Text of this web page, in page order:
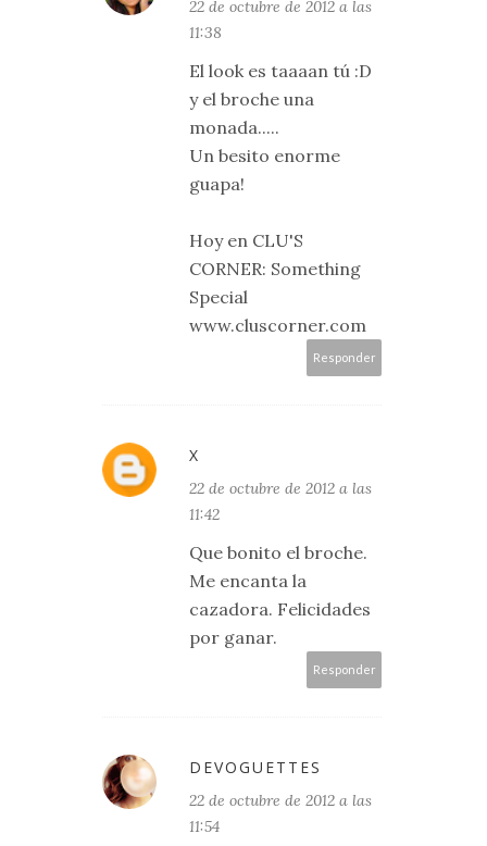
22 de octubre de 2012 a las
11:38
El look es taaaan tú :D
y el broche una
monada.....
Un besito enorme
guapa!
Hoy en CLU'S
CORNER: Something
Special
www.cluscorner.com
Responder
X
22 de octubre de 2012 a las
11:42
Que bonito el broche.
Me encanta la
cazadora. Felicidades
por ganar.
Responder
DEVOGUETTES
22 de octubre de 2012 a las
11:54